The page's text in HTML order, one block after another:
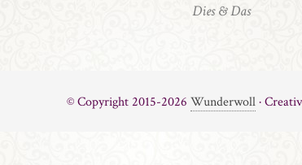
Dies & Das
© Copyright 2015-2026 Wunderwoll·